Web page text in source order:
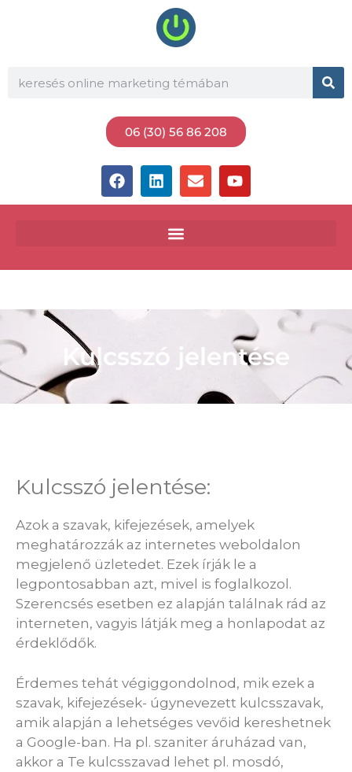
06 (30) 56 86 208
Kulcsszó jelentése
Kulcsszó jelentése:
Azok a szavak, kifejezések, amelyek
meghatározzák az internetes weboldalon
megjelenő üzletedet. Ezek írják le a
legpontosabban azt, mivel is foglalkozol.
Szerencsés esetben ez alapján találnak rád az
interneten, vagyis látják meg a honlapodat az
érdeklődők.
Érdemes tehát végiggondolnod, mik ezek a
szavak, kifejezések- úgynevezett kulcsszavak,
amik alapján a lehetséges vevőid kereshetnek
a Google-ban. Ha pl. szaniter áruházad van,
akkor a Te kulcsszavad lehet pl. mosdó,